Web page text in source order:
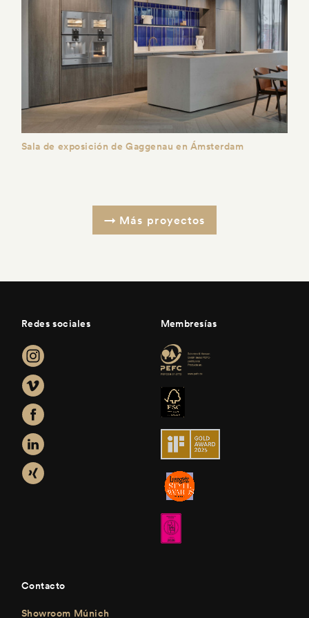
Sala de exposición de Gaggenau en Ámsterdam
Más proyectos
Redes sociales Membresías
Contacto
Showroom Múnich